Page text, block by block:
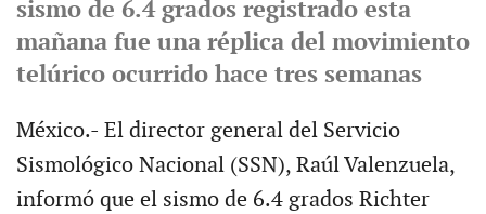
sismo de 6.4 grados registrado esta
mañana fue una réplica del movimiento
telúrico ocurrido hace tres semanas
México.- El director general del Servicio
Sismológico Nacional (SSN), Raúl Valenzuela,
informó que el sismo de 6.4 grados Richter